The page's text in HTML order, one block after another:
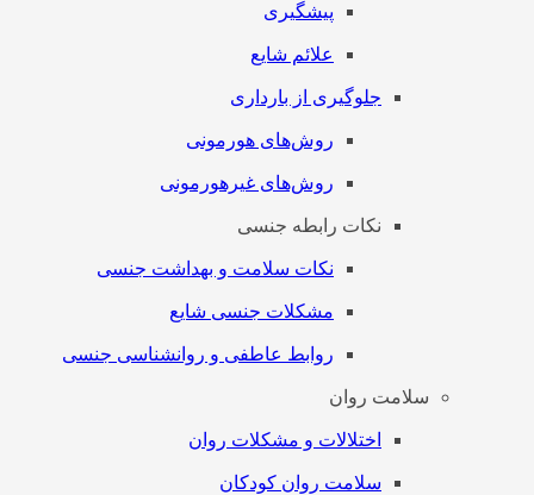
پیشگیری
علائم شایع
جلوگیری از بارداری
روش‌های هورمونی
روش‌های غیرهورمونی
نکات رابطه جنسی
نکات سلامت و بهداشت جنسی
مشکلات جنسی شایع
روابط عاطفی و روانشناسی جنسی
سلامت روان
اختلالات و مشکلات روان
سلامت روان کودکان